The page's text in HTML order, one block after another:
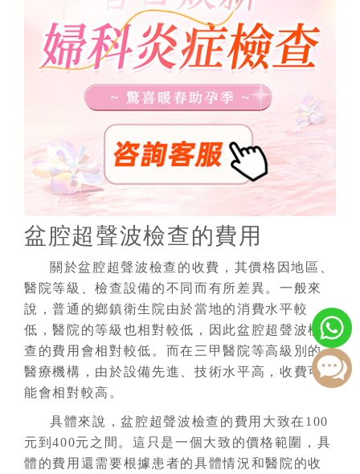
盆腔超聲波檢查的費用
關於盆腔超聲波檢查的收費，其價格因地區、
醫院等級、檢查設備的不同而有所差異。一般來
說，普通的鄉鎮衛生院由於當地的消費水平較
低，醫院的等級也相對較低，因此盆腔超聲波檢
查的費用會相對較低。而在三甲醫院等高級別的
醫療機構，由於設備先進、技術水平高，收費可
能會相對較高。
具體來說，盆腔超聲波檢查的費用大致在100
元到400元之間。這只是一個大致的價格範圍，具
體的費用還需要根據患者的具體情況和醫院的收